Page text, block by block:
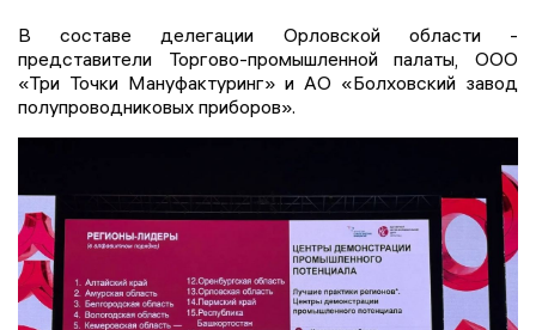
В составе делегации Орловской области -
представители Торгово-промышленной палаты, ООО
«Три Точки Мануфактуринг» и АО «Болховский завод
полупроводниковых приборов».